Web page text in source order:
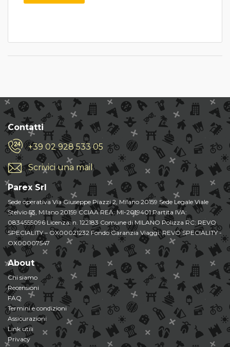
Contatti
+39 02 928 533 05
Scrivici una mail
Parex Srl
Sede operativa Via Giuseppe Piazzi 2, Milano 20159 Sede Legale Viale
Stelvio 53, Milano 20159 CCIAA REA: MI-2019401 Partita IVA:
0834555096 Licenza: n. 122183 Comune di MILANO Polizza RC: REVO
SPECIALITY – OX00021232 Fondo Garanzia Viaggi: REVO SPECIALITY -
OX00007547
About
Chi siamo
Recensioni
FAQ
Termini e condizioni
Assicurazioni
Link utili
Privacy